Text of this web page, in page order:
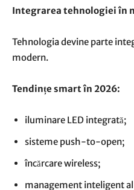
Integrarea tehnologiei în
Tehnologia devine parte
modern.
Tendințe smart în 2026:
iluminare LED integrată;
sisteme push-to-open;
încărcare wireless;
management inteligent